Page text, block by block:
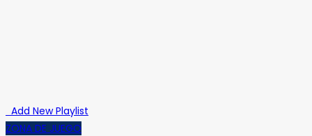
Add New Playlist
ZONA DE JUEGO